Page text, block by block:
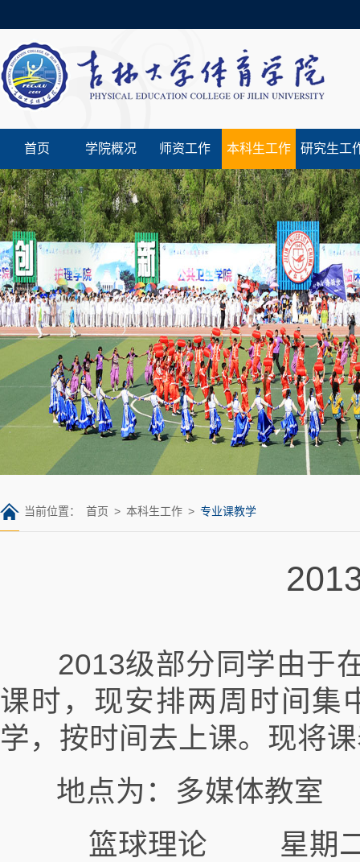
首页 学院概况 师资工作 本科生工作 研究生工
当前位置： 首页 > 本科生工作 > 专业课教学
2013级部分同学由于
课时，现安排两周时间集
学，按时间去上课。现将
地点为：多媒体教室
篮球理论 星期二